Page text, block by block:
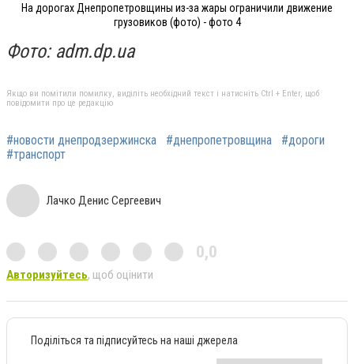
На дорогах Днепропетровщины из-за жары ограничили движение
грузовиков (фото) - фото 4
Фото: adm.dp.ua
Якщо ви помітили помилку, виділіть необхідний текст і натисніть Ctrl + Enter, щоб
повідомити про це редакцію
#новости днепродзержинска #днепропетровщина
#дороги
#транспорт
Лачко Денис Сергеевич
0,0
Авторизуйтесь, щоб оцінити
Поділіться та підписуйтесь на наші джерела